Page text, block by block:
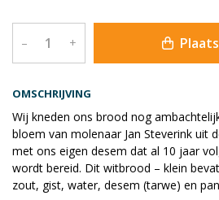
OMSCHRIJVING
Wij kneden ons brood nog
bloem van molenaar Jan Steverink uit
met ons eigen desem dat al 10 jaar
wordt bereid. Dit witbrood – klein
zout, gist, water, desem (tarwe) en
– +